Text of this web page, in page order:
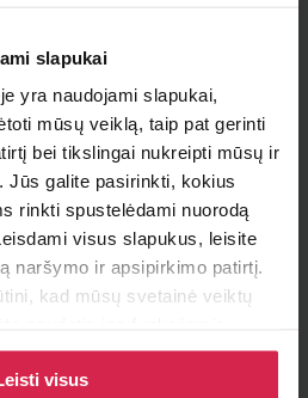
slapukai
yra naudojami slapukai,
mūsų veiklą, taip pat gerinti
bei tikslingai nukreipti mūsų ir
Jūs galite pasirinkti, kokius
rinkti spustelėdami nuorodą
visus slapukus, leisite
naršymo ir apsipirkimo patirtį.
kad mūsų svetainė veiktų
slapukus ir kaip mes juos
slapukų politikoje, taip pat
visus
Į krepšelį